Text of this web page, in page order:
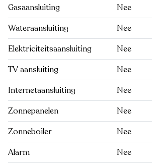
Gasaansluiting
Nee
Wateraansluiting
Nee
Elektriciteitsaansluiting
Nee
TV aansluiting
Nee
Internetaansluiting
Nee
Zonnepanelen
Nee
Zonneboiler
Nee
Alarm
Nee